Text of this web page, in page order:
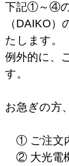
下記①～④の
（DAIKO
たします。
例外的に、
す。
お急ぎの方
① ご注文
② 大光電